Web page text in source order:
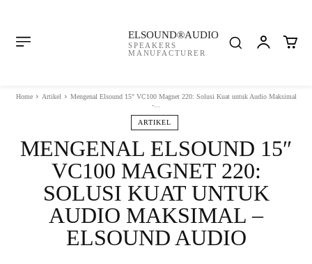
ELSOUND®AUDIO
SPEAKERS
MANUFACTURER
Home Artikel
Mengenal Elsound 15" VC100 Magnet 220: Solusi Kuat untuk Audio Maksimal
-...
ARTIKEL
MENGENAL ELSOUND 15″
VC100 MAGNET 220:
SOLUSI KUAT UNTUK
AUDIO MAKSIMAL –
ELSOUND AUDIO